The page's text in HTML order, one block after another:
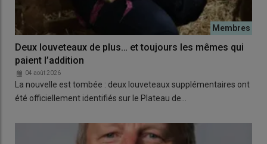
Deux louveteaux de plus… et toujours les mêmes qui
paient l’addition
04 août 2026
La nouvelle est tombée : deux louveteaux supplémentaires ont
été officiellement identifiés sur le Plateau de…